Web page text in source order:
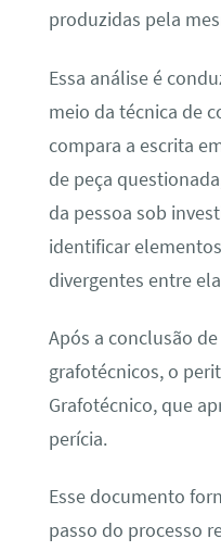
produzidas pela
Essa análise é
meio da técnica de
compara a escrita
de peça
da pessoa sob
identificar
divergentes entre
Após a conclusão
grafotécnicos, o
Grafotécnico, que
perícia.
Esse documento
passo do processo